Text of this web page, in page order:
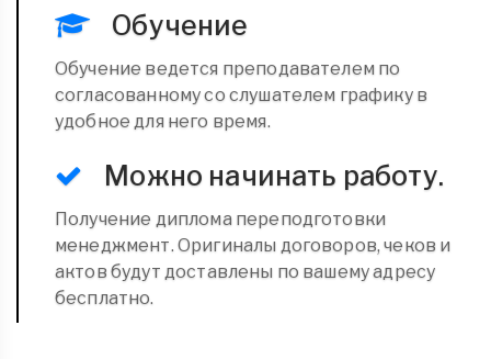
Обучение
Обучение ведется преподавателем по
согласованному со слушателем графику в
удобное для него время.
Можно начинать работу.
Получение диплома переподготовки
менеджмент. Оригиналы договоров, чеков и
актов будут доставлены по вашему адресу
бесплатно.